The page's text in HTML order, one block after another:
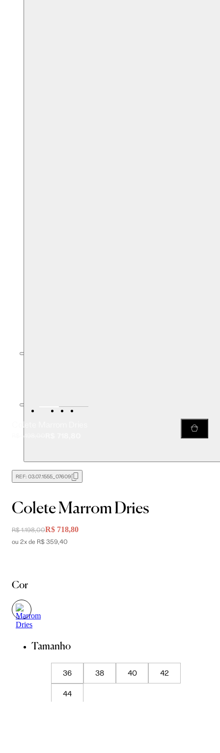
Colete Marrom Dries
R$ 1.198,00
REF: 03.07.1555_07609
Colete Marrom Dries
R$ 1.198,00R$ 718,80
ou 2x de R$ 359,40
Cor
Tamanho
36 38 40 42
44